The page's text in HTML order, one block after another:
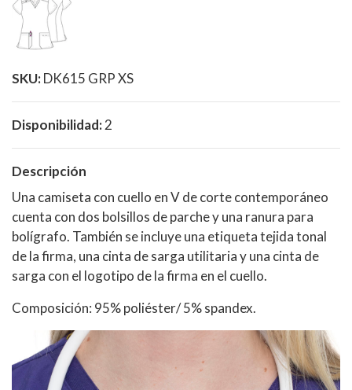
SKU:DK615 GRP XS
Disponibilidad:2
Descripción
Una camiseta con cuello en V de corte contemporáneo
cuenta con dos bolsillos de parche y una ranura para
bolígrafo. También se incluye una etiqueta tejida tonal
de la firma, una cinta de sarga utilitaria y una cinta de
sarga con el logotipo de la firma en el cuello.
Composición: 95% poliéster/ 5% spandex.